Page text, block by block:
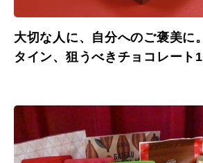
大切な人に、自分へのご褒美に
タイン、狙うべきチョコレート